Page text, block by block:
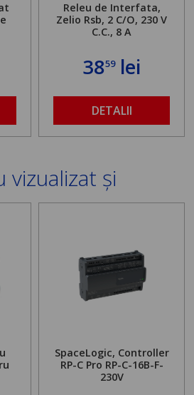
Releu de Interfata,
Zelio Rsb, 2 C/O, 230 V
C.C., 8 A
3859lei
DETALII
vizualizat și
SpaceLogic, Controller
RP-C Pro RP-C-16B-F-
230V